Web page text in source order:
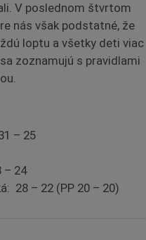
V poslednom štvrtom
nás však podstatné, že
loptu a všetky deti viac
zoznamujú s pravidlami
– 25
– 24
28 – 22 (PP 20 – 20)